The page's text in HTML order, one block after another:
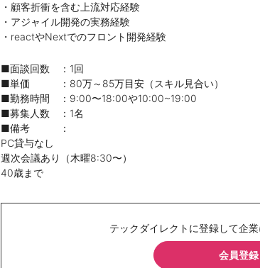
・顧客折衝を含む上流対応経験
・アジャイル開発の実務経験
・reactやNextでのフロント開発経験
■面談回数 ：1回
■単価 ：80万～85万目安（スキル見合い）
■勤務時間 ：9:00〜18:00や10:00~19:00
■募集人数 ：1名
■備考 ：
PC貸与なし
週次会議あり（木曜8:30〜）
40歳まで
テックダイレクトに登録して企
会員登録